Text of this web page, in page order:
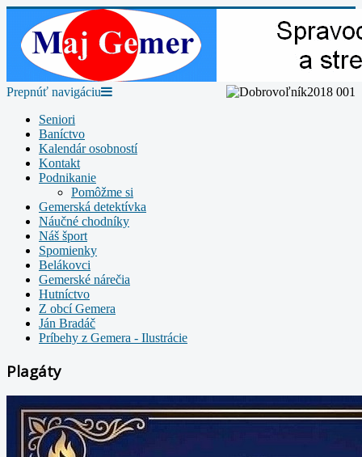
Prepnúť navigáciu
Seniori
Baníctvo
Kalendár osobností
Kontakt
Podnikanie
Pomôžme si
Gemerská detektívka
Náučné chodníky
Náš šport
Spomienky
Belákovci
Gemerské nárečia
Hutníctvo
Z obcí Gemera
Ján Bradáč
Príbehy z Gemera - Ilustrácie
Plagáty